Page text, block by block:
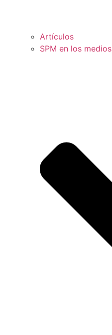
Artículos
SPM en los medios